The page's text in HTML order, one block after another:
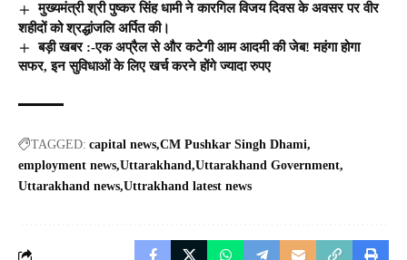
मुख्यमंत्री श्री पुष्कर सिंह धामी ने कारगिल विजय दिवस के अवसर पर वीर
शहीदों को श्रद्धांजलि अर्पित की।
बड़ी खबर :-एक अप्रैल से और कटेगी आम आदमी की जेब! महंगा होगा
सफर, इन सुविधाओं के लिए खर्च करने होंगे ज्‍यादा रुपए
TAGGED: capital news CM Pushkar Singh Dhami
employment news Uttarakhand Uttarakhand Government
Uttarakhand news Uttrakhand latest news